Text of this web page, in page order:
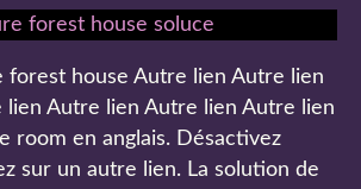
forest house Autre lien Autre lien
Autre lien Autre lien Autre lien
room en anglais. Désactivez
sur un autre lien. La solution de